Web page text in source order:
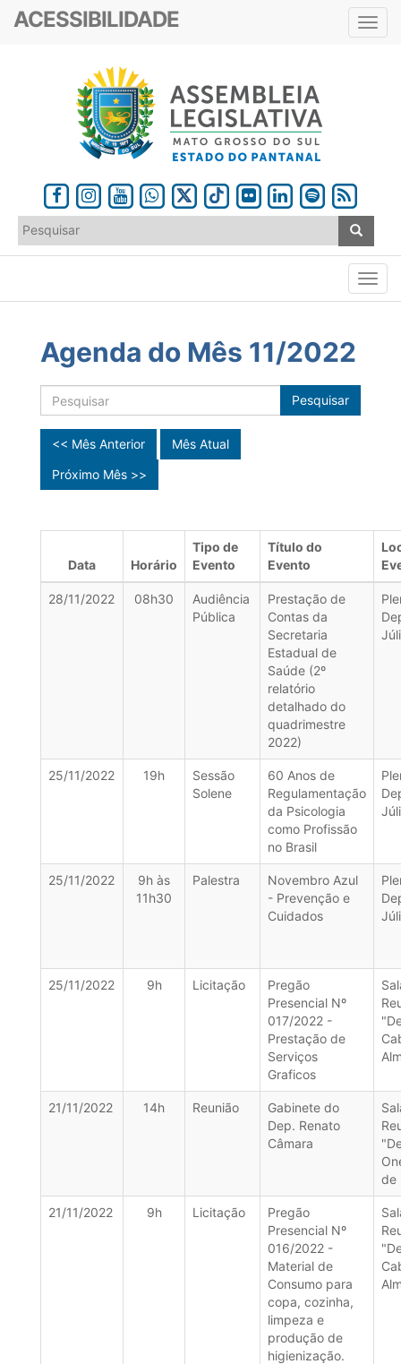
ACESSIBILIDADE
Agenda do Mês 11/2022
Pesquisar
<< Mês Anterior
Mês Atual
Próximo Mês >>
Data Horário
Tipo de
Evento
Título do
Evento
28/11/2022 08h30
Audiência
Pública
Prestação de
Contas da
Secretaria
Estadual de
Saúde (2º
relatório
detalhado do
quadrimestre
2022)
25/11/2022 19h
Sessão
Solene
60 Anos de
Regulamentação
da Psicologia
como Profissão
no Brasil
25/11/2022
9h às
11h30
Palestra
Novembro Azul
- Prevenção e
Cuidados
25/11/2022 9h Licitação
Pregão
Presencial Nº
017/2022 -
Prestação de
Serviços
Graficos
21/11/2022 14h Reunião
Gabinete do
Dep. Renato
Câmara
de
21/11/2022 9h Licitação
Pregão
Presencial Nº
016/2022 -
Material de
Consumo para
copa, cozinha,
limpeza e
produção de
higienização.